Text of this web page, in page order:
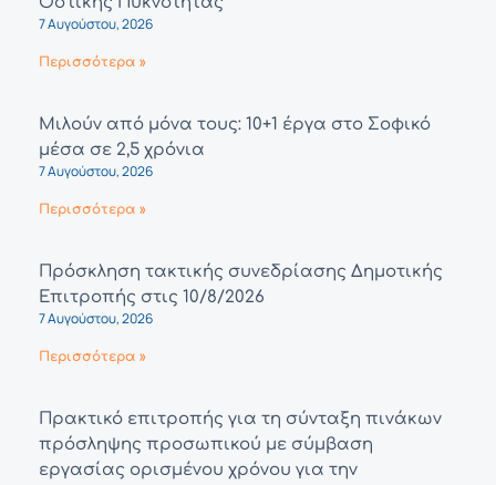
7 Αυγούστου, 2026
Περισσότερα »
Μιλούν από μόνα τους: 10+1 έργα στο Σοφικό
μέσα σε 2,5 χρόνια
7 Αυγούστου, 2026
Περισσότερα »
Πρόσκληση τακτικής συνεδρίασης Δημοτικής
Επιτροπής στις 10/8/2026
7 Αυγούστου, 2026
Περισσότερα »
Πρακτικό επιτροπής για τη σύνταξη πινάκων
πρόσληψης προσωπικού με σύμβαση
εργασίας ορισμένου χρόνου για την